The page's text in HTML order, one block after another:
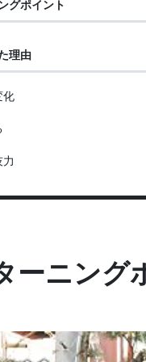
グポイント
理由
化
ーニング